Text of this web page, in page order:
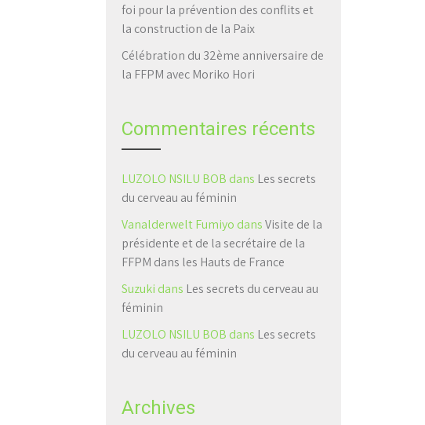
foi pour la prévention des conflits et
la construction de la Paix
Célébration du 32ème anniversaire de
la FFPM avec Moriko Hori
Commentaires récents
LUZOLO NSILU BOB dans Les secrets
du cerveau au féminin
Vanalderwelt Fumiyo dansVisite de la
présidente et de la secrétaire de la
FFPM dans les Hauts de France
Suzuki dans Les secrets du cerveau au
féminin
LUZOLO NSILU BOB dans Les secrets
du cerveau au féminin
Archives